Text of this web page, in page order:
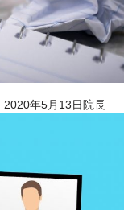
2020年5月13日院長